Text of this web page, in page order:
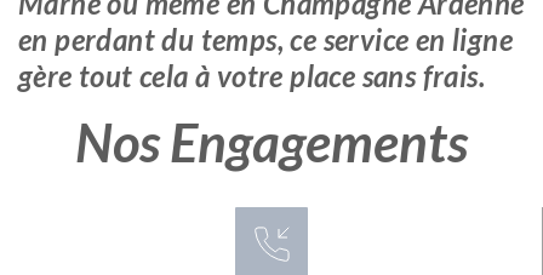
en perdant du temps, ce service en ligne
gère tout cela à votre place sans frais.
Nos Engagements